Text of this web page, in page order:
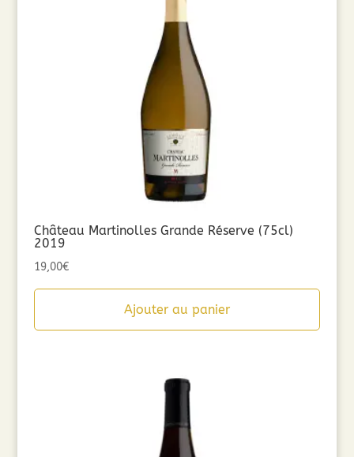
Château Martinolles Grande Réserve (75cl)
2019
19,00€
Ajouter au panier